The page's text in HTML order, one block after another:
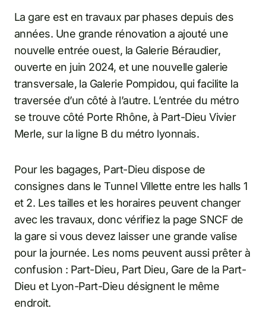
La gare est en travaux par phases depuis des
années. Une grande rénovation a ajouté une
nouvelle entrée ouest, la Galerie Béraudier,
ouverte en juin 2024, et une nouvelle galerie
transversale, la Galerie Pompidou, qui facilite la
traversée d’un côté à l’autre. L’entrée du métro
se trouve côté Porte Rhône, à Part-Dieu Vivier
Merle, sur la ligne B du métro lyonnais.
Pour les bagages, Part-Dieu dispose de
consignes dans le Tunnel Villette entre les halls 1
et 2. Les tailles et les horaires peuvent changer
avec les travaux, donc vérifiez la page SNCF de
la gare si vous devez laisser une grande valise
pour la journée. Les noms peuvent aussi prêter à
confusion : Part-Dieu, Part Dieu, Gare de la Part-
Dieu et Lyon-Part-Dieu désignent le même
endroit.